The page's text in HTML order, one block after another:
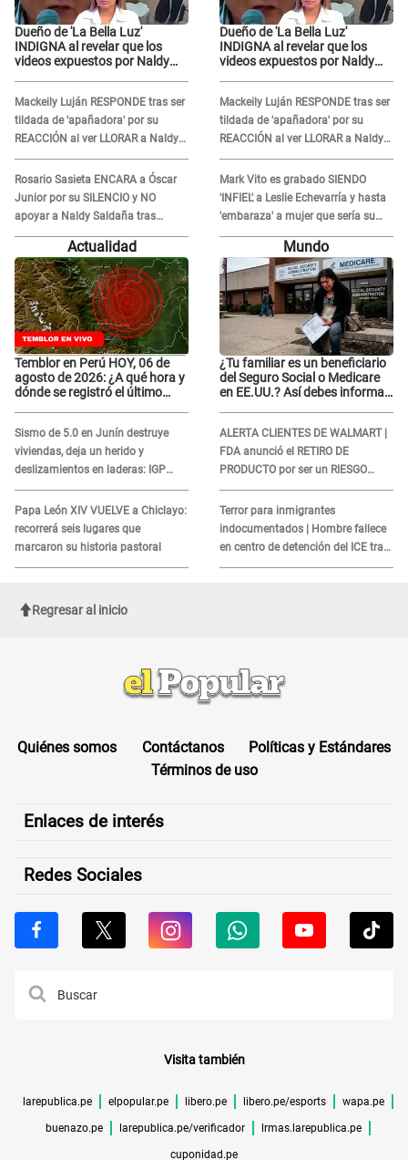
Dueño de 'La Bella Luz'
INDIGNA al revelar que los
videos expuestos por Naldy
visitas..."
Mackeily Luján RESPONDE tras ser
tildada de 'apañadora' por su
REACCIÓN al ver LLORAR a Naldy
Saldaña tras acoso: "No sabía la
magnitud"
Rosario Sasieta ENCARA a Óscar
Junior por su SILENCIO y NO
apoyar a Naldy Saldaña tras
denuncia en 'La Bella Luz': "¿Te
comieron la lengua?"
Dueño de 'La Bella Luz'
INDIGNA al revelar que los
videos expuestos por Naldy
visitas..."
Mackeily Luján RESPONDE tras ser
tildada de 'apañadora' por su
REACCIÓN al ver LLORAR a Naldy
Saldaña tras acoso: "No sabía la
magnitud"
Mark Vito es grabado SIENDO
'INFIEL' a Leslie Echevarría y hasta
'embaraza' a mujer que sería su
AMANTE: "¡Eres un desgraciado! "
Actualidad
Temblor en Perú HOY, 06 de
agosto de 2026: ¿A qué hora y
dónde se registró el último
Sismo de 5.0 en Junín destruye
viviendas, deja un herido y
deslizamientos en laderas: IGP
alerta sobre posibles réplicas
Papa León XIV VUELVE a Chiclayo:
recorrerá seis lugares que
marcaron su historia pastoral
Mundo
¿Tu familiar es un beneficiario
del Seguro Social o Medicare
en EE.UU.? Así debes informar
ALERTA CLIENTES DE WALMART |
FDA anunció el RETIRO DE
PRODUCTO por ser un RIESGO
MORTAL para consumidores: ¿Cuál
es?
Terror para inmigrantes
indocumentados | Hombre fallece
en centro de detención del ICE tras
sufrir una "emergencia médica"
Regresar al inicio
Quiénes somos Contáctanos
Políticas y Estándares
Términos de uso
Enlaces de interés
Redes Sociales
Visita también
larepublica.pe elpopular.pe libero.pe libero.pe/esports wapa.pe
buenazo.pe larepublica.pe/verificador lrmas.larepublica.pe
cuponidad.pe